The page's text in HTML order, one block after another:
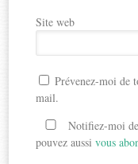
Site web
Prévenez-moi de
mail.
Notifiez-moi
pouvez aussivous